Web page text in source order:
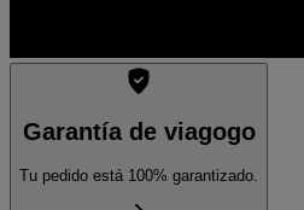
Garantía de viagogo
Tu pedido está 100% garantizado.